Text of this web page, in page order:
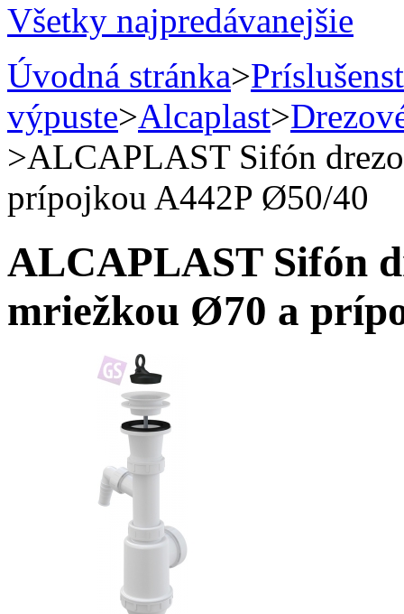
Všetky najpredávanejšie
Úvodná stránka>
výpuste>Alcaplast>
>ALCAPLAST Sifón
prípojkou A442P Ø50/40
ALCAPLAST Sifón
mriežkou Ø70 a